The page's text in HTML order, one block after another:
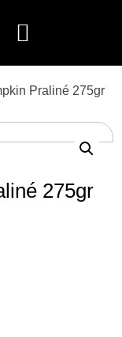
Praliné 275gr
275gr